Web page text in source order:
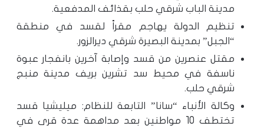
مدينة الباب شرقي حلب بقذائف المدفعية.
تنظيم الدولة يهاجم مقراً لقسد في منطقة
“الجبل” بمدينة البصيرة شرقي ديرالزور.
مقتل عنصرين من قسد وإصابة آخرين بانفجار عبوة
ناسفة في محيط سد تشرين بريف مدينة منبج
شرقي حلب.
وكالة الأنباء “سانا” التابعة للنظام: ميليشيا قسد
تختطف 10 مواطنين بعد مداهمة عدة قرى في